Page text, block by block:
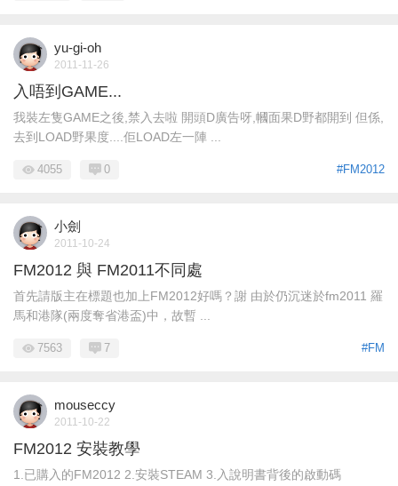
yu-gi-oh
2011-11-26
入唔到GAME...
我裝左隻GAME之後,禁入去啦 開頭D廣告呀,幗面果D野都開到 但係,
去到LOAD野果度....佢LOAD左一陣 ...
#FM2012
4055 0
小劍
2011-10-24
FM2012 與 FM2011不同處
首先請版主在標題也加上FM2012好嗎？謝 由於仍沉迷於fm2011 羅
馬和港隊(兩度奪省港盃)中，故暫 ...
#FM
7563 7
mouseccy
2011-10-22
FM2012 安裝教學
1.已購入的FM2012 2.安裝STEAM 3.入說明書背後的啟動碼